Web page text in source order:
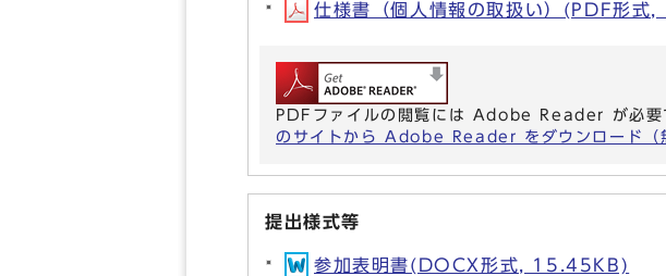
仕様書（個人情報の取扱い）(PDF形
PDFファイルの閲覧には Adobe Reader が必要
のサイトから Adobe Reader をダウンロード（
提出様式等
参加表明書(DOCX形式, 15.45KB)